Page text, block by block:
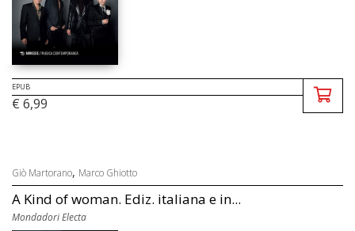
EPUB
€ 6,99
Giò Martorano, Marco Ghiotto
A Kind of woman. Ediz. italiana e in...
Mondadori Electa